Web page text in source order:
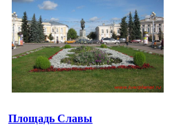
Площадь Славы